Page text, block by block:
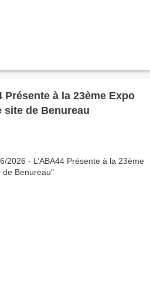
Présente à la 23ème Expo
site de Benureau